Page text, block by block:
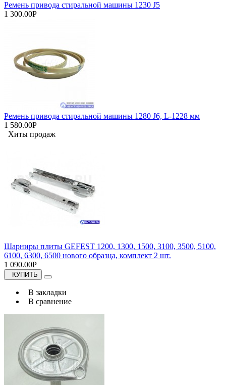
Ремень привода стиральной машины 1230 J5
1 300.00Р
Ремень привода стиральной машины 1280 J6, L-1228 мм
1 580.00Р
Хиты продаж
Шарниры плиты GEFEST 1200, 1300, 1500, 3100, 3500, 5100,
6100, 6300, 6500 нового образца, комплект 2 шт.
1 090.00Р
КУПИТЬ
В закладки
В сравнение